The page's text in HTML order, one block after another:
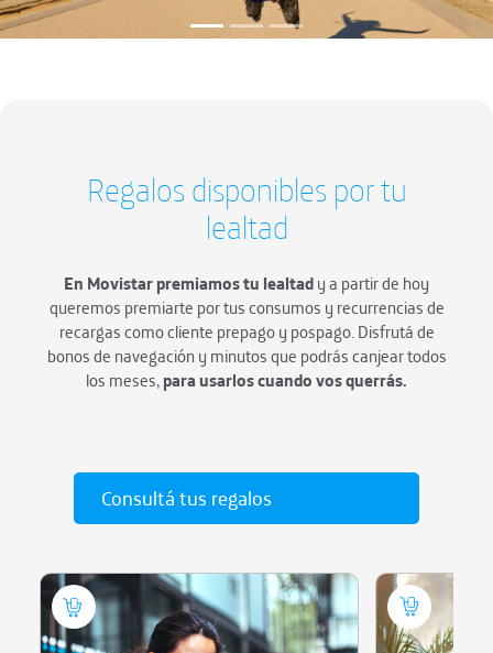
Regalos disponibles por tu
lealtad
En Movistar premiamos tu lealtad y a partir de hoy
queremos premiarte por tus consumos y recurrencias de
recargas como cliente prepago y pospago. Disfrutá de
bonos de navegación y minutos que podrás canjear todos
los meses, para usarlos cuando vos querrás.
Consultá tus regalos